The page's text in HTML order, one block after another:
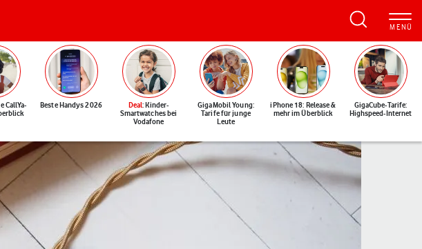
CallYa-
Beste Handys 2026 Deal: Kinder-
Smartwatches bei
Vodafone
GigaMobil Young:
Tarife für junge
Leute
iPhone 18: Release &
mehr im Überblick
GigaCube-Tarife:
Highspeed-Internet